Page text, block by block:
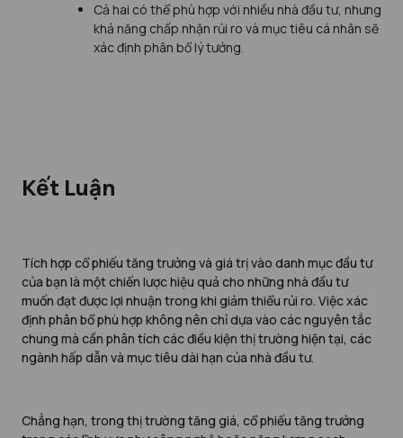
Cả hai có thể phù hợp với nhiều nhà đầu tư, nhưng
khả năng chấp nhận rủi ro và mục tiêu cá nhân sẽ
xác định phân bổ lý tưởng.
Kết Luận
Tích hợp cổ phiếu tăng trưởng và giá trị vào danh mục đầu tư
của bạn là một chiến lược hiệu quả cho những nhà đầu tư
muốn đạt được lợi nhuận trong khi giảm thiểu rủi ro. Việc xác
định phân bổ phù hợp không nên chỉ dựa vào các nguyên tắc
chung mà cần phân tích các điều kiện thị trường hiện tại, các
ngành hấp dẫn và mục tiêu dài hạn của nhà đầu tư.
Chẳng hạn, trong thị trường tăng giá, cổ phiếu tăng trưởng